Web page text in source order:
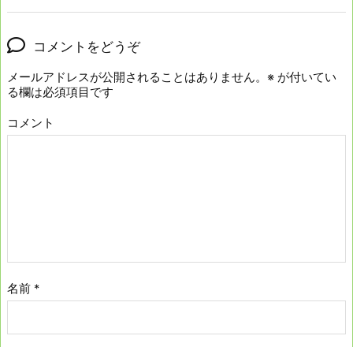
コメントをどうぞ
メールアドレスが公開されることはありません。 ※ が付いてい
る欄は必須項目です
コメント
名前 *